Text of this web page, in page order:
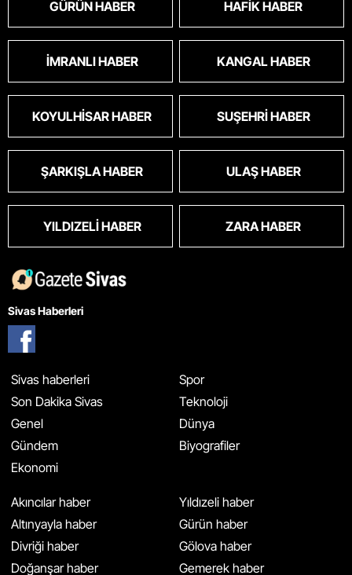
GÜRÜN HABER HAFIK HABER
İMRANLI HABER KANGAL HABER
KOYULHISAR HABER SUŞEHRI HABER
ŞARKIŞLA HABER ULAŞ HABER
YILDIZELI HABER ZARA HABER
Sivas Haberleri
Sivas haberleri
Son Dakika Sivas
Genel
Gündem
Ekonomi
Spor
Teknoloji
Dünya
Biyografiler
Akıncılar haber
Altınyayla haber
Divriği haber
Doğanşar haber
Yıldızeli haber
Gürün haber
Gölova haber
Gemerek haber